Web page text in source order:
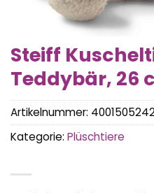
Steiff
Teddybär, 26
Artikelnummer:
Kategorie: Plüschtiere